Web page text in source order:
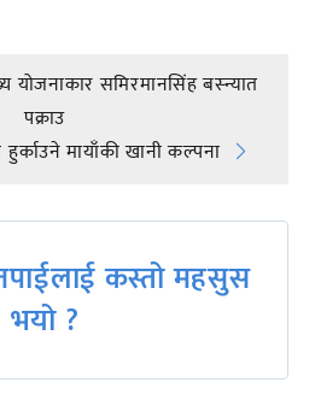
योजनाकार समिरमानसिंह बस्न्यात
पक्राउ
मायाँकी खानी कल्पना
कस्तो महसुस
भयो ?